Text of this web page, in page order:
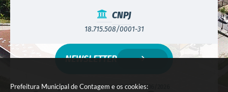
Prefeitura Municipal de Contagem e os cookies:
CNPJ
18.715.508/0001-31
Versão do Sistema:3.5.3 - 19/06/2026
NEWSLETTER